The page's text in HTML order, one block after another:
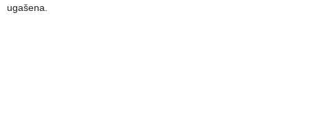
ugašena.